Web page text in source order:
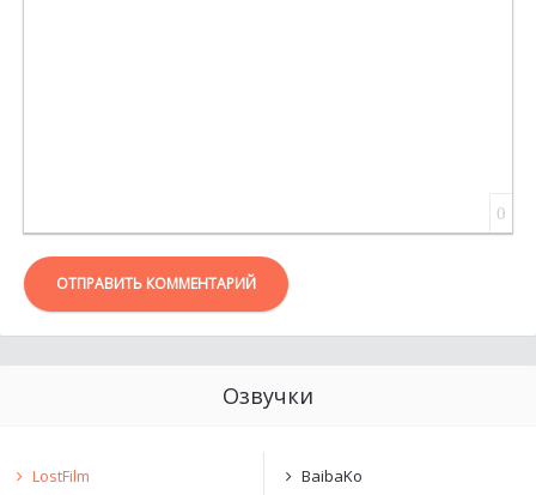
0
ОТПРАВИТЬ КОММЕНТАРИЙ
Озвучки
LostFilm BaibaKo